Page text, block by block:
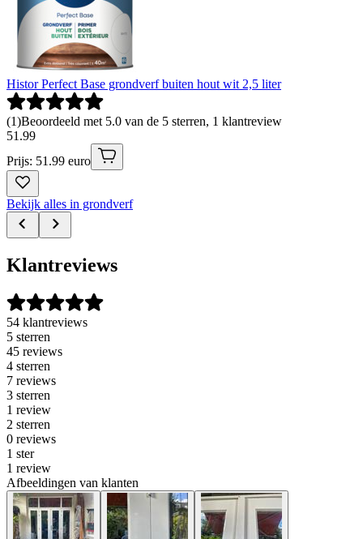
Histor Perfect Base grondverf buiten hout wit 2,5 liter
(1)Beoordeeld met 5.0 van de 5 sterren, 1 klantreview
51 .99
Prijs: 51.99 euro
Bekijk alles in grondverf
Klantreviews
54 klantreviews
5 sterren
45 reviews
4 sterren
7 reviews
3 sterren
1 review
2 sterren
0 reviews
1 ster
1 review
Afbeeldingen van klanten